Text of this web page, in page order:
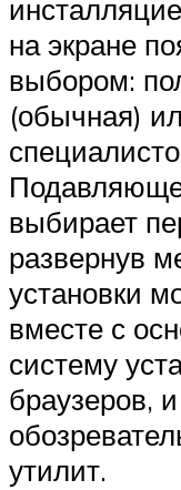
на экране
выбором:
(обычная)
выбирает
развернув
установки
вместе с
систему
браузеров,
утилит.